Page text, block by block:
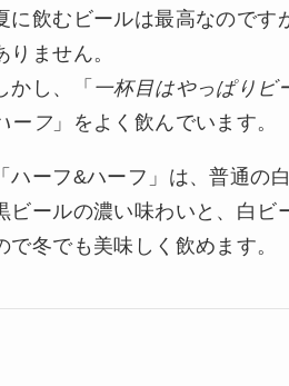
に飲むビールは最高なのです
りません。
かし、「 一杯目はやっぱりビ
ーフ 」をよく飲んでいます。
「ハーフ&ハーフ」は、普通の
ビールの濃い味わいと、白ビ
で冬でも美味しく飲めます。